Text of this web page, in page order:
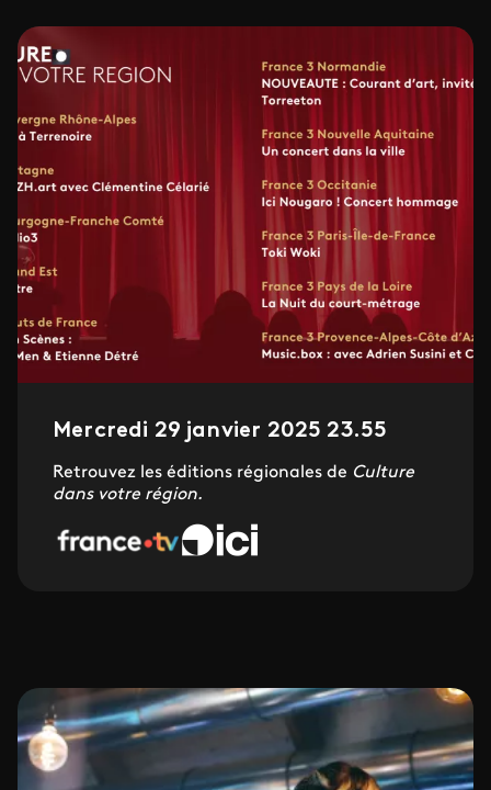
Mercredi 29 janvier 2025 23.55
Retrouvez les éditions régionales de Culture
dans votre région.